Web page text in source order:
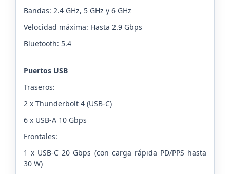
Bandas: 2.4 GHz, 5 GHz y 6 GHz
Velocidad máxima: Hasta 2.9 Gbps
Bluetooth: 5.4
Puertos USB
Traseros:
2 x Thunderbolt 4 (USB-C)
6 x USB-A 10 Gbps
Frontales:
1 x USB-C 20 Gbps (con carga rápida PD/PPS hasta
30 W)